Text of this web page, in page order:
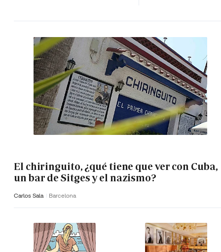
El chiringuito, ¿qué tiene que ver con Cuba,
un bar de Sitges y el nazismo?
Carlos Sala Barcelona